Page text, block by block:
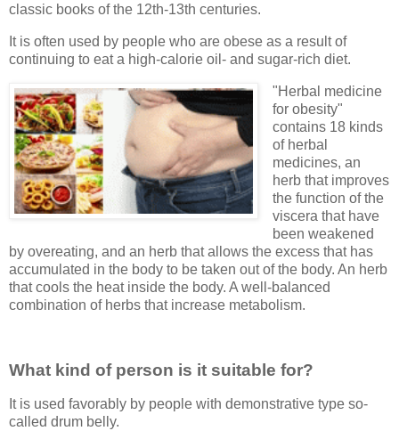
classic books of the 12th-13th centuries.
It is often used by people who are obese as a result of
continuing to eat a high-calorie oil- and sugar-rich diet.
"Herbal medicine
for obesity"
contains 18 kinds
of herbal
medicines, an
herb that improves
the function of the
viscera that have
been weakened
by overeating, and an herb that allows the excess that has
accumulated in the body to be taken out of the body. An herb
that cools the heat inside the body. A well-balanced
combination of herbs that increase metabolism.
What kind of person is it suitable for?
It is used favorably by people with demonstrative type so-
called drum belly.